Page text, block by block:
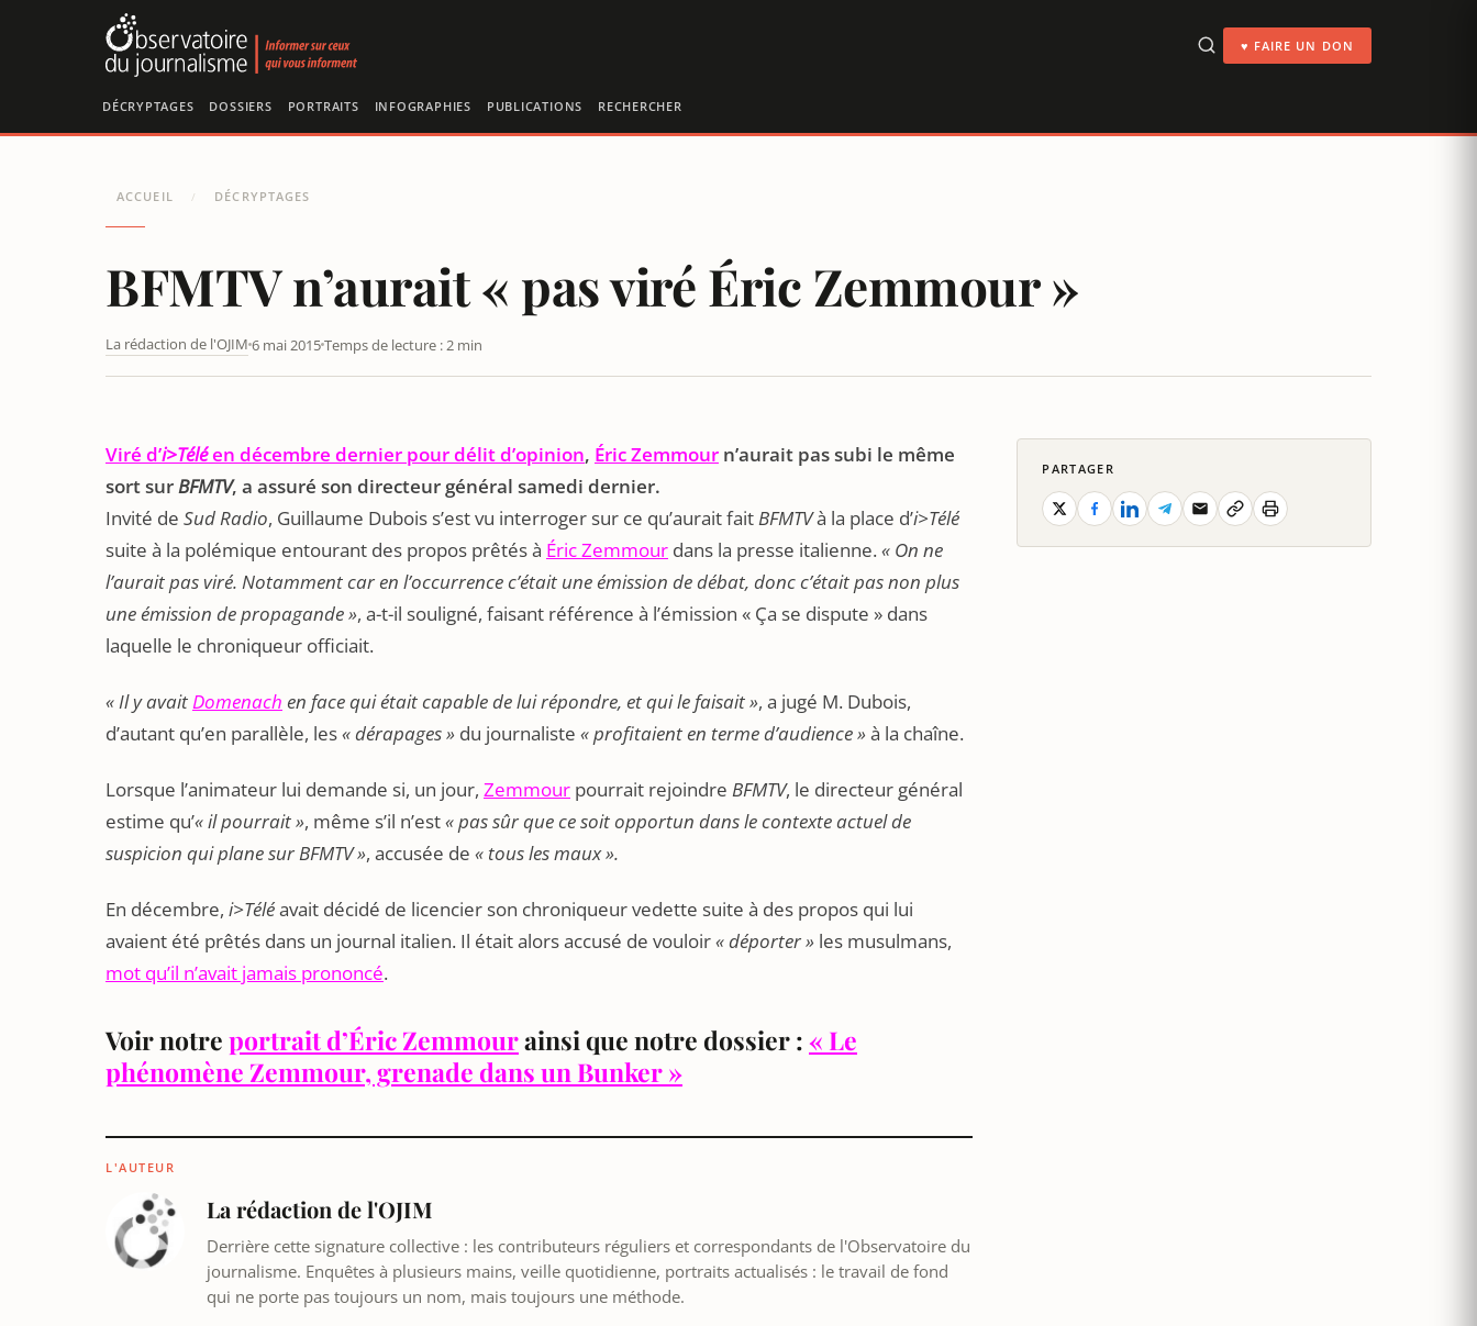
♥ FAIRE UN DON
DÉCRYPTAGES DOSSIERS PORTRAITS INFOGRAPHIES PUBLICATIONS RECHERCHER
ACCUEIL / DÉCRYPTAGES
BFMTV n’aurait « pas viré Éric Zemmour »
La rédaction de l'OJIM 6 mai 2015Temps de lecture : 2 min
BFMTV N'AURAIT « PAS VIRÉ ÉRIC ZEMMOUR »
Viré d’i>Téléen décembre dernier pour délit d’opinion, Éric Zemmour n’aurait pas subi le même
sort surBFMTV, a assuré son directeur général samedi dernier.
Invité de Sud Radio, Guillaume Dubois s’est vu interroger sur ce qu’aurait faitBFMTVà la place d’i>Télé
suite à la polémique entourant des propos prêtés à Éric Zemmour dans la presse italienne.« On ne
l’aurait pas viré. Notamment car en l’occurrence c’était une émission de débat, donc c’était pas non plus
une émission de propagande », a-t-il souligné, faisant référence à l’émission « Ça se dispute » dans
laquelle le chroniqueur officiait.
« Il y avaitDomenach en face qui était capable de lui répondre, et qui le faisait », a jugé M. Dubois,
d’autant qu’en parallèle, les« dérapages » du journaliste « profitaient en terme d’audience »à la chaîne.
Lorsque l’animateur lui demande si, un jour, Zemmour pourrait rejoindre BFMTV, le directeur général
estime qu’« il pourrait », même s’il n’est« pas sûr que ce soit opportun dans le contexte actuel de
suspicion qui plane sur BFMTV », accusée de « tous les maux ».
En décembre, i>Téléavait décidé de licencier son chroniqueur vedette suite à des propos qui lui
avaient été prêtés dans un journal italien. Il était alors accusé de vouloir« déporter » les musulmans,
mot qu’il n’avait jamais prononcé.
Voir notreportrait d’Éric Zemmourainsi que notre dossier :« Le
phénomène Zemmour, grenade dans un Bunker »
L'AUTEUR
La rédaction de l'OJIM
Derrière cette signature collective : les contributeurs réguliers et correspondants de l'Observatoire du
journalisme. Enquêtes à plusieurs mains, veille quotidienne, portraits actualisés : le travail de fond
qui ne porte pas toujours un nom, mais toujours une méthode.
PARTAGER
Panneau de gestion des cookies